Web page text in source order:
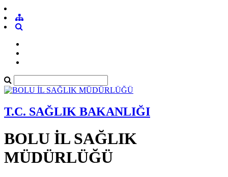
T.C. SAĞLIK BAKANLIĞI
BOLU İL SAĞLIK
MÜDÜRLÜĞÜ